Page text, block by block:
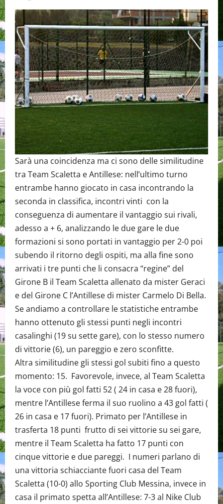
Sarà una coincidenza ma ci sono delle similitudine
tra Team Scaletta e Antillese: nell’ultimo turno
entrambe hanno giocato in casa incontrando la
seconda in classifica, incontri vinti con la
conseguenza di aumentare il vantaggio sui rivali,
adesso a + 6, analizzando le due gare le due
formazioni si sono portati in vantaggio per 2-0 poi
subendo il ritorno degli ospiti, ma alla fine sono
arrivati i tre punti che li consacra “regine” del
Girone B il Team Scaletta allenato da mister Geraci
e del Girone C l’Antillese di mister Carmelo Di Bella.
Se andiamo a controllare le statistiche entrambe
hanno ottenuto gli stessi punti negli incontri
casalinghi (19 su sette gare), con lo stesso numero
di vittorie (6), un pareggio e zero sconfitte.
Altra similitudine gli stessi gol subiti fino a questo
momento: 15. Favorevole, invece, al Team Scaletta
la voce con più gol fatti 52 ( 24 in casa e 28 fuori),
mentre l’Antillese ferma il suo ruolino a 43 gol fatti (
26 in casa e 17 fuori). Primato per l’Antillese in
trasferta 18 punti frutto di sei vittorie su sei gare,
mentre il Team Scaletta ha fatto 17 punti con
cinque vittorie e due pareggi. I numeri parlano di
una vittoria schiacciante fuori casa del Team
Scaletta (10-0) allo Sporting Club Messina, invece in
casa il primato spetta all’Antillese: 7-3 al Nike Club